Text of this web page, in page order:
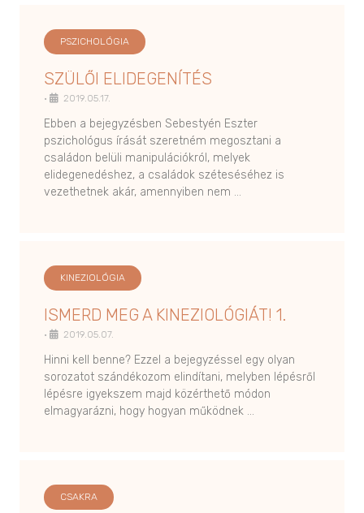
PSZICHOLÓGIA
SZÜLŐI ELIDEGENÍTÉS
• 2019.05.17.
Ebben a bejegyzésben Sebestyén Eszter
pszichológus írását szeretném megosztani a
családon belüli manipulációkról, melyek
elidegenedéshez, a családok széteséséhez is
vezethetnek akár, amennyiben nem …
KINEZIOLÓGIA
ISMERD MEG A KINEZIOLÓGIÁT! 1.
• 2019.05.07.
Hinni kell benne? Ezzel a bejegyzéssel egy olyan
sorozatot szándékozom elindítani, melyben lépésről
lépésre igyekszem majd közérthető módon
elmagyarázni, hogy hogyan működnek …
CSAKRA